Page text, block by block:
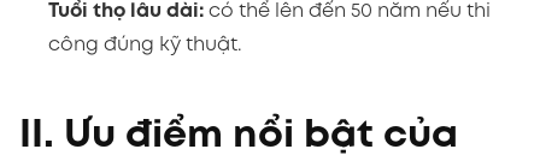
Tuổi thọ lâu dài: có thể lên đến 50 năm nếu thi
công đúng kỹ thuật.
II. Ưu điểm nổi bật của